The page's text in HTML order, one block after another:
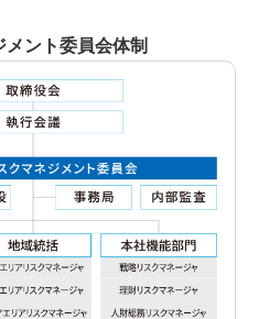
ント委員会体制